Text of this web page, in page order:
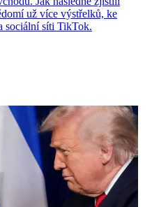
už více výstřelků, ke
sociální síti TikTok.